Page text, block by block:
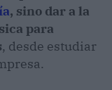
, sino dar a la
para
, desde estudiar